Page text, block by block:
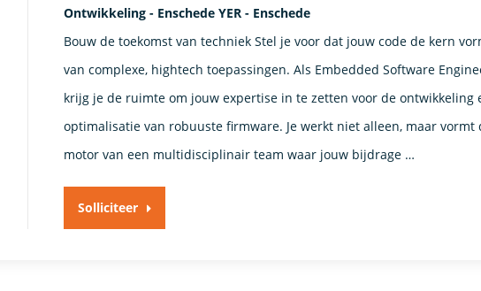
Ontwikkeling - Enschede YER - Enschede
Bouw de toekomst van techniek Stel je voor dat jouw code de kern
van complexe, hightech toepassingen. Als Embedded Software
krijg je de ruimte om jouw expertise in te zetten voor de ontwikkeling
optimalisatie van robuuste firmware. Je werkt niet alleen, maar vormt
motor van een multidisciplinair team waar jouw bijdrage …
Solliciteer